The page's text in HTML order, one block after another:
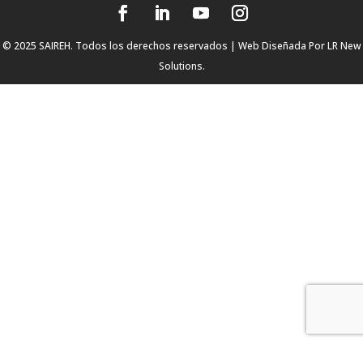
© 2025 SAIREH. Todos los derechos reservados | Web Diseñada PorLR New
Solutions.